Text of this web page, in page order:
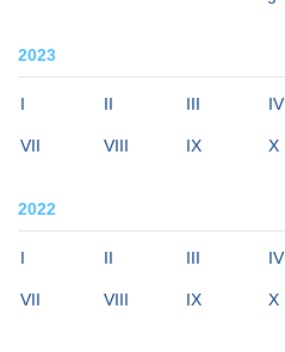
2023
I II III IV
VII VIII IX X
2022
I II III IV
VII VIII IX X